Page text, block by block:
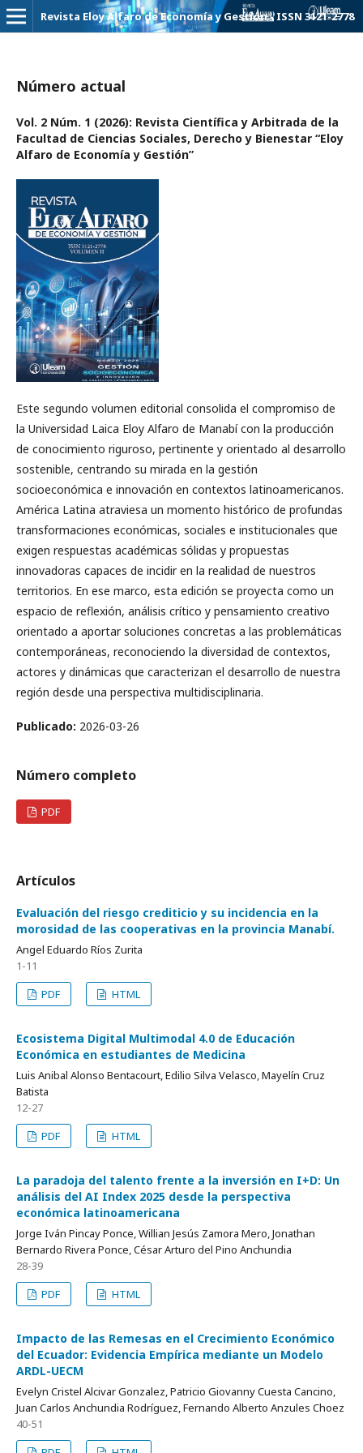
Revista Eloy Alfaro de Economía y Gestión - ISSN 3121-2778
Número actual
Vol. 2 Núm. 1 (2026): Revista Científica y Arbitrada de la
Facultad de Ciencias Sociales, Derecho y Bienestar “Eloy
Alfaro de Economía y Gestión”
Este segundo volumen editorial consolida el compromiso de
la Universidad Laica Eloy Alfaro de Manabí con la producción
de conocimiento riguroso, pertinente y orientado al desarrollo
sostenible, centrando su mirada en la gestión
socioeconómica e innovación en contextos latinoamericanos.
América Latina atraviesa un momento histórico de profundas
transformaciones económicas, sociales e institucionales que
exigen respuestas académicas sólidas y propuestas
innovadoras capaces de incidir en la realidad de nuestros
territorios. En ese marco, esta edición se proyecta como un
espacio de reflexión, análisis crítico y pensamiento creativo
orientado a aportar soluciones concretas a las problemáticas
contemporáneas, reconociendo la diversidad de contextos,
actores y dinámicas que caracterizan el desarrollo de nuestra
región desde una perspectiva multidisciplinaria.
Publicado: 2026-03-26
Número completo
PDF
Artículos
Evaluación del riesgo crediticio y su incidencia en la
morosidad de las cooperativas en la provincia Manabí.
Angel Eduardo Ríos Zurita
1-11
PDF
HTML
Ecosistema Digital Multimodal 4.0 de Educación
Económica en estudiantes de Medicina
Luis Anibal Alonso Bentacourt, Edilio Silva Velasco, Mayelín Cruz
Batista
12-27
PDF
HTML
La paradoja del talento frente a la inversión en I+D: Un
análisis del AI Index 2025 desde la perspectiva
económica latinoamericana
Jorge Iván Pincay Ponce, Willian Jesús Zamora Mero, Jonathan
Bernardo Rivera Ponce, César Arturo del Pino Anchundia
28-39
PDF
HTML
Impacto de las Remesas en el Crecimiento Económico
del Ecuador: Evidencia Empírica mediante un Modelo
ARDL-UECM
Evelyn Cristel Alcivar Gonzalez, Patricio Giovanny Cuesta Cancino,
Juan Carlos Anchundia Rodríguez, Fernando Alberto Anzules Choez
40-51